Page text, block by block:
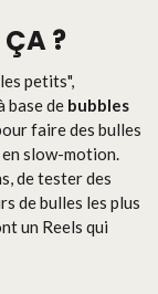
ÇA ?
petits",
base de bubbles
faire des bulles
slow-motion.
de tester des
de bulles les plus
un Reels qui